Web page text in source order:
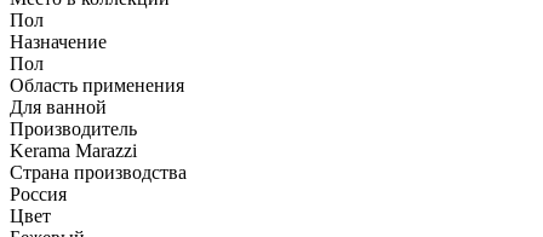
Пол
Назначение
Пол
Область применения
Для ванной
Производитель
Kerama Marazzi
Страна производства
Россия
Цвет